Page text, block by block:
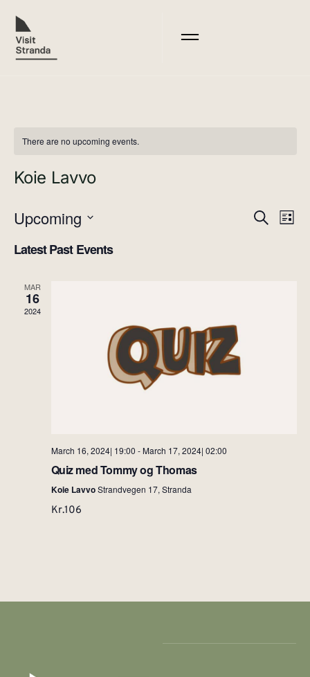
There are no upcoming events.
Koie Lavvo
Events
Search
List
Upcoming
date.
Latest Past Events
MAR
16
2024
March 16, 2024| 19:00 - March 17, 2024| 02:00
Quiz med Tommy og Thomas
Koie LavvoStrandvegen 17, Stranda
Kr.106